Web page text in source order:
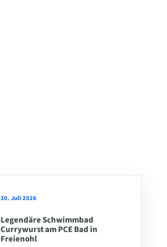
30. Juli 2026
Legendäre Schwimmbad
Currywurst am PCE Bad in
Freienohl